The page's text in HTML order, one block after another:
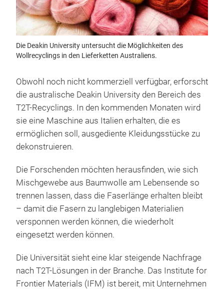
Die Deakin University untersucht die Möglichkeiten des
Wollrecyclings in den Lieferketten Australiens.
Obwohl noch nicht kommerziell verfügbar, erforscht
die australische Deakin University den Bereich des
T2T-Recyclings. In den kommenden Monaten wird
sie eine Maschine aus Italien erhalten, die es
ermöglichen soll, ausgediente Kleidungsstücke zu
dekonstruieren.
Die Forschenden möchten herausfinden, wie sich
Mischgewebe aus Baumwolle am Lebensende so
trennen lassen, dass die Faserlänge erhalten bleibt
– damit die Fasern zu langlebigen Materialien
versponnen werden können, die wiederholt
eingesetzt werden können.
Die Universität sieht eine klar steigende Nachfrage
nach T2T-Lösungen in der Branche. Das Institute for
Frontier Materials (IFM) ist bereit, mit Unternehmen